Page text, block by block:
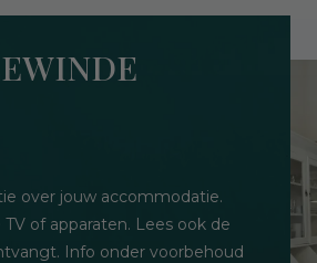
over jouw accommodatie.
of apparaten. Lees ook de
Info onder voorbehoud